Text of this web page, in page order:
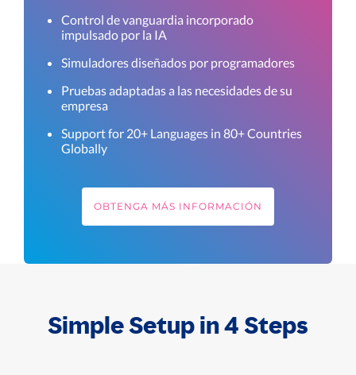
Control de vanguardia incorporado
impulsado por la IA
Simuladores diseñados por programadores
Pruebas adaptadas a las necesidades de su
empresa
Support for 20+ Languages in 80+ Countries
Globally
OBTENGA MÁS INFORMACIÓN
Simple Setup in 4 Steps